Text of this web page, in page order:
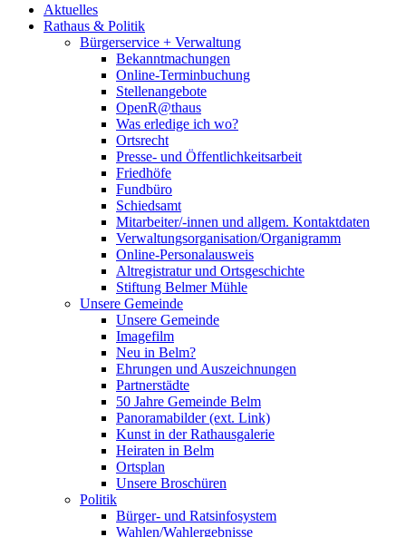
Aktuelles
Rathaus & Politik
Bürgerservice + Verwaltung
Bekanntmachungen
Online-Terminbuchung
Stellenangebote
OpenR@thaus
Was erledige ich wo?
Ortsrecht
Presse- und Öffentlichkeitsarbeit
Friedhöfe
Fundbüro
Schiedsamt
Mitarbeiter/-innen und allgem. Kontaktdaten
Verwaltungsorganisation/Organigramm
Online-Personalausweis
Altregistratur und Ortsgeschichte
Stiftung Belmer Mühle
Unsere Gemeinde
Unsere Gemeinde
Imagefilm
Neu in Belm?
Ehrungen und Auszeichnungen
Partnerstädte
50 Jahre Gemeinde Belm
Panoramabilder (ext. Link)
Kunst in der Rathausgalerie
Heiraten in Belm
Ortsplan
Unsere Broschüren
Politik
Bürger- und Ratsinfosystem
Wahlen/Wahlergebnisse